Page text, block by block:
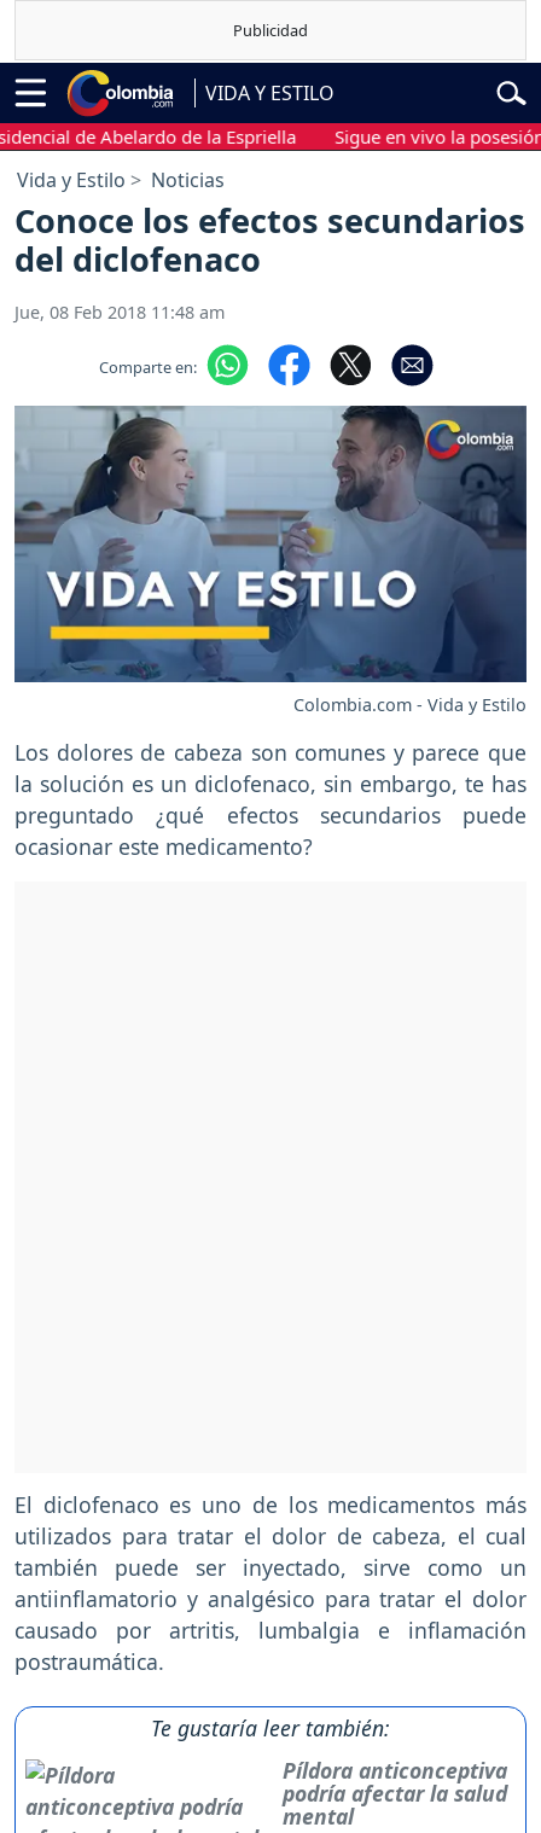
VIDA Y ESTILO
de Abelardo de la Espriella Sigue en vivo la posesión
Vida y Estilo Noticias
Conoce los efectos secundarios
del diclofenaco
Jue, 08 Feb 2018 11:48 am
Comparte en:
Colombia.com - Vida y Estilo
Los dolores de cabeza son comunes y parece que
la solución es un diclofenaco, sin embargo, te has
preguntado ¿qué efectos secundarios puede
ocasionar este medicamento?
El diclofenaco es uno de los medicamentos más
utilizados para tratar el dolor de cabeza, el cual
también puede ser inyectado, sirve como un
antiinflamatorio y analgésico para tratar el dolor
causado por artritis, lumbalgia e inflamación
postraumática.
Te gustaría leer también:
Píldora anticonceptiva
podría afectar la salud
mental